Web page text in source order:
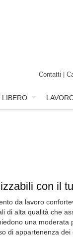
Contatti
con il
da lavoro
di alta qualità che
una moderata
di appartenenza